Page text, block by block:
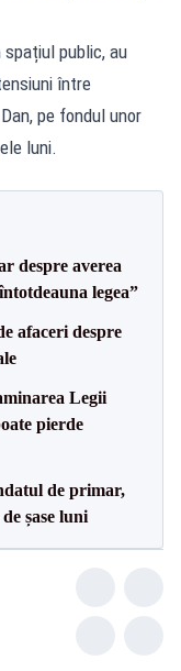
public, au
între
pe fondul unor
luni.
despre averea
legea”
afaceri despre
Legii
pierde
de primar,
șase luni